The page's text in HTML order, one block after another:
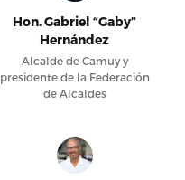
Hon. Gabriel “Gaby”
Hernández
Alcalde de Camuy y
presidente de la Federación
de Alcaldes